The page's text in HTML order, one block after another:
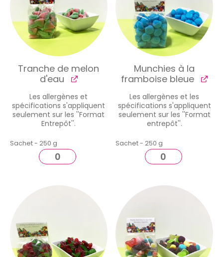
Tranche de melon
d'eau
Les allergènes et
spécifications s'appliquent
seulement sur les ''Format
Entrepôt''.
Sachet - 250 g
Munchies à la
framboise bleue
Les allergènes et les
spécifications s'appliquent
seulement sur les ''Format
entrepôt''.
Sachet - 250 g